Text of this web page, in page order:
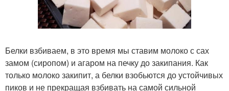
Белки взбиваем, в это время мы ставим молоко с сах
замом (сиропом) и агаром на печку до закипания. Как
только молоко закипит, а белки взобьются до устойчивых
пиков и не прекращая взбивать на самой сильной